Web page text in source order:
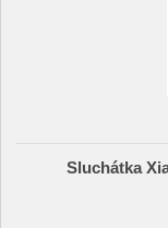
Sluchátka